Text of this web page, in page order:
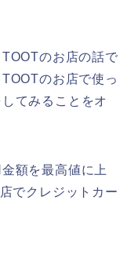
のお店の話で
のお店で使っ
てみることをオ
額を最高値に上
でクレジットカー